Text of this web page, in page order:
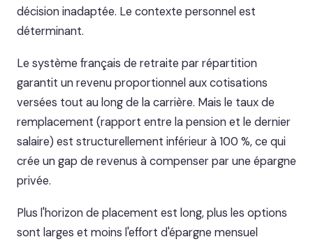
décision inadaptée. Le contexte personnel est
déterminant.
Le système français de retraite par répartition
garantit un revenu proportionnel aux cotisations
versées tout au long de la carrière. Mais le taux de
remplacement (rapport entre la pension et le dernier
salaire) est structurellement inférieur à 100 %, ce qui
crée un gap de revenus à compenser par une épargne
privée.
Plus l'horizon de placement est long, plus les options
sont larges et moins l'effort d'épargne mensuel